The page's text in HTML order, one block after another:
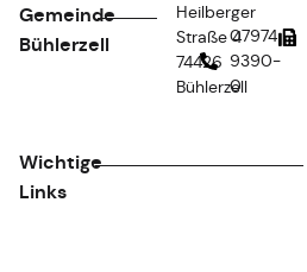
Gemeinde
Bühlerzell
Heilberger
Straße 4
74426
Bühlerzell
07974
9390-
0
Wichtige
Links